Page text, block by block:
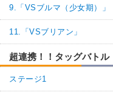
9.「VSブルマ（少女期）」
11.「VSブリアン」
超連携！！タッグバトル
ステージ1